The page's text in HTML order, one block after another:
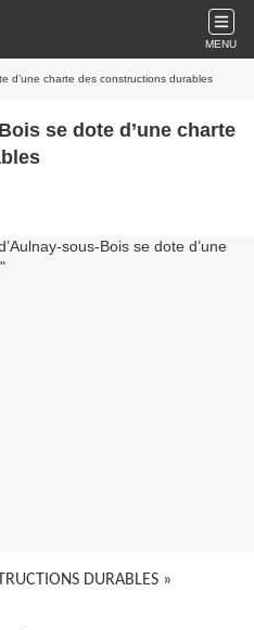
MENU
d’une charte des constructions durables
se dote d’une charte
DURABLES »